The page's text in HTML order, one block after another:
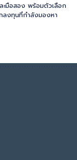
ะมือสอง พร้อมตัวเลือก
ลงทุนที่กำลังมองหา